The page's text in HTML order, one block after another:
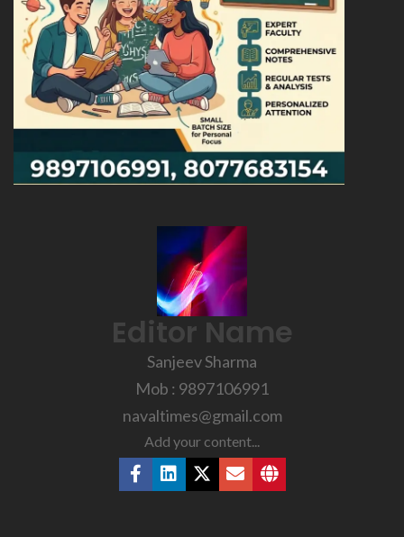
Editor Name
Sanjeev Sharma
Mob : 9897106991
navaltimes@gmail.com
Add your content...